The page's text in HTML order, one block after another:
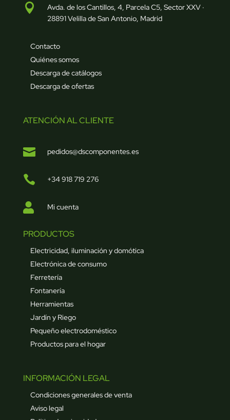

Avda. de los Cantillos, 4, Parcela C5, Sector XXV ·
28891 Velilla de San Antonio, Madrid
Contacto
Quiénes somos
Descarga de catálogos
Descarga de ofertas
ATENCIÓN AL CLIENTE
 pedidos@dscomponentes.es
 +34 918 719 276
 Mi cuenta
PRODUCTOS
Electricidad, iluminación y domótica
Electrónica de consumo
Ferretería
Fontanería
Herramientas
Jardín y Riego
Pequeño electrodoméstico
Productos para el hogar
INFORMACIÓN LEGAL
Condiciones generales de venta
Aviso legal